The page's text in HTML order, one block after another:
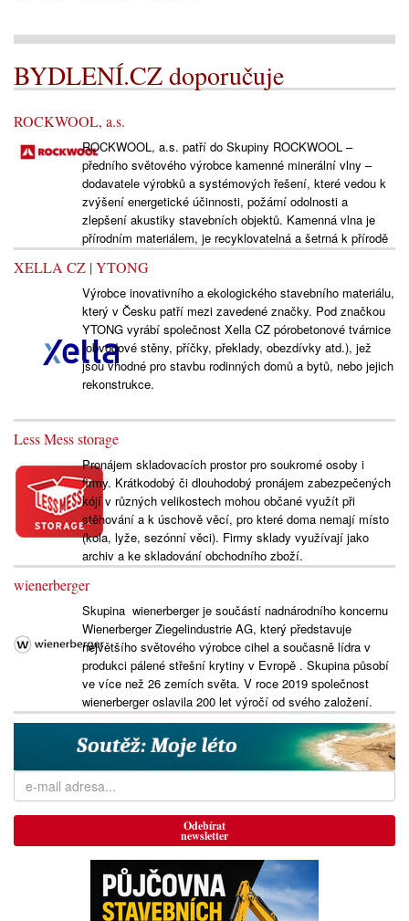
BYDLENÍ.CZ doporučuje
ROCKWOOL, a.s.
ROCKWOOL, a.s. patří do Skupiny ROCKWOOL –
předního světového výrobce kamenné minerální vlny –
dodavatele výrobků a systémových řešení, které vedou k
zvýšení energetické účinnosti, požární odolnosti a
zlepšení akustiky stavebních objektů. Kamenná vlna je
přírodním materiálem, je recyklovatelná a šetrná k přírodě
XELLA CZ | YTONG
Výrobce inovativního a ekologického stavebního materiálu,
který v Česku patří mezi zavedené značky. Pod značkou
YTONG vyrábí společnost Xella CZ pórobetonové tvárnice
(obvodové stěny, příčky, překlady, obezdívky atd.), jež
jsou vhodné pro stavbu rodinných domů a bytů, nebo jejich
rekonstrukce.
Less Mess storage
Pronájem skladovacích prostor pro soukromé osoby i
firmy. Krátkodobý či dlouhodobý pronájem zabezpečených
kójí v různých velikostech mohou občané využít při
stěhování a k úschově věcí, pro které doma nemají místo
(kola, lyže, sezónní věci). Firmy sklady využívají jako
archiv a ke skladování obchodního zboží.
wienerberger
Skupina wienerberger je součástí nadnárodního koncernu
Wienerberger Ziegelindustrie AG, který představuje
největšího světového výrobce cihel a současně lídra v
produkci pálené střešní krytiny v Evropě . Skupina působí
ve více než 26 zemích světa. V roce 2019 společnost
wienerberger oslavila 200 let výročí od svého založení.
Odebírat
newsletter